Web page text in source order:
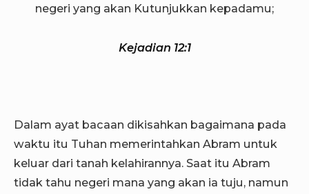
negeri yang akan Kutunjukkan kepadamu;
Kejadian 12:1
Dalam ayat bacaan dikisahkan bagaimana pada
waktu itu Tuhan memerintahkan Abram untuk
keluar dari tanah kelahirannya. Saat itu Abram
tidak tahu negeri mana yang akan ia tuju, namun